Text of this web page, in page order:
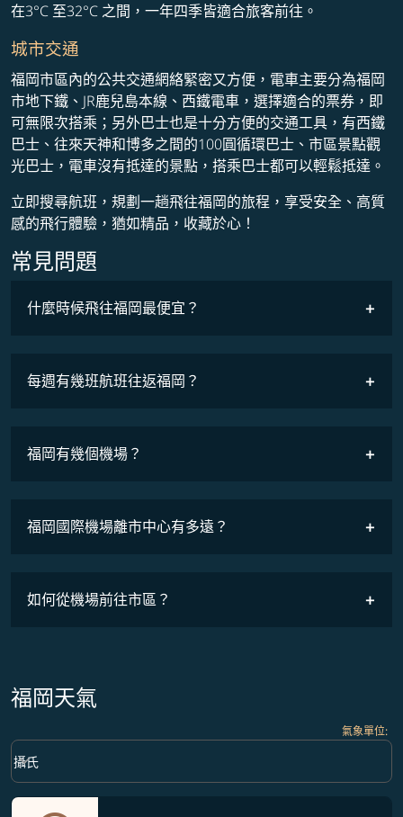
在3°C 至32°C 之間，一年四季皆適合旅客前往。
城市交通
福岡市區內的公共交通網絡緊密又方便，電車主要分為福岡
市地下鐵、JR鹿兒島本線、西鐵電車，選擇適合的票券，即
可無限次搭乘；另外巴士也是十分方便的交通工具，有西鐵
巴士、往來天神和博多之間的100圓循環巴士、市區景點觀
光巴士，電車沒有抵達的景點，搭乘巴士都可以輕鬆抵達。
立即搜尋航班，規劃一趟飛往福岡的旅程，享受安全、高質
感的飛行體驗，猶如精品，收藏於心！
常見問題
什麼時候飛往福岡最便宜？
COSMILE會員
每週有幾班航班往返福岡？
福岡有幾個機場？
福岡國際機場離市中心有多遠？
如何從機場前往市區？
福岡天氣
氣象單位:
Weather unit option 攝氏 Selected
攝氏
keyboard_arrow_down